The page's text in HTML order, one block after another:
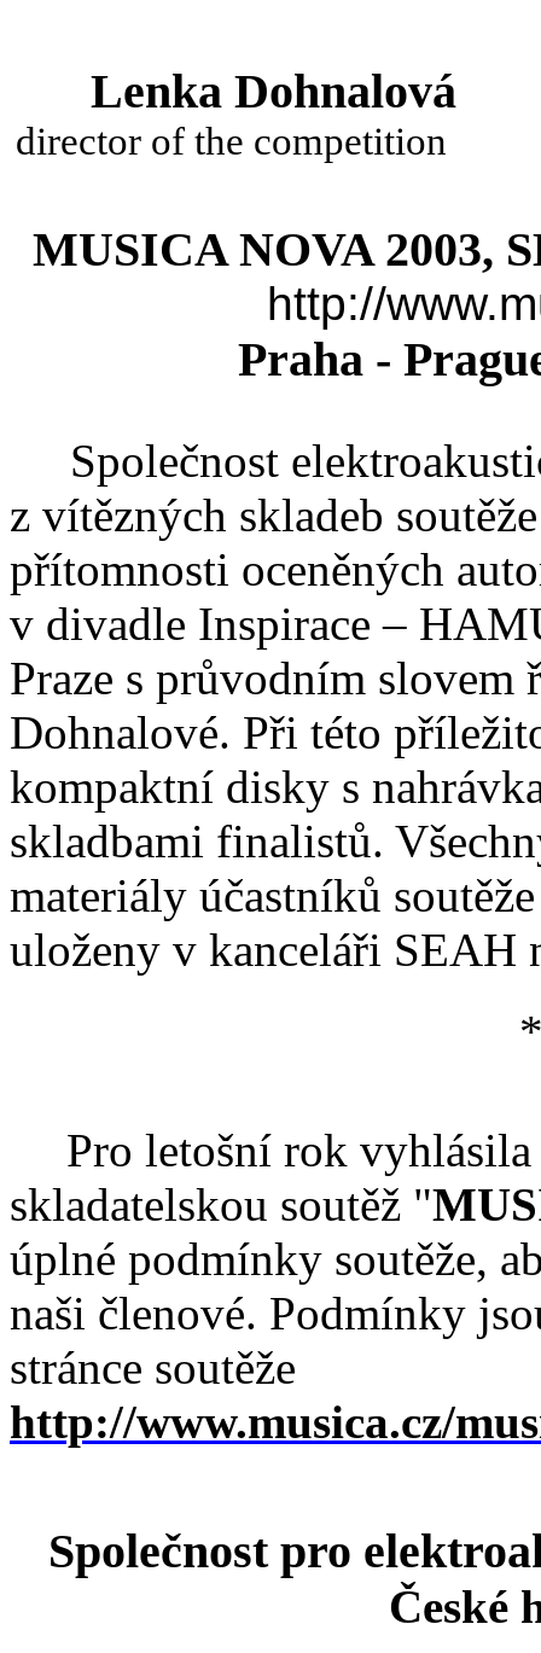
Lenka Dohnalová
directorof the competition
MUSICA NOVA 2003,
http://
Praha -
Společnost
z vítězných skladeb
přítomnosti oceněných
v divadle Inspirace –
Praze s průvodním
Dohnalové. Při této
kompaktní disky s
skladbami finalistů.
materiály účastníků
uloženy v kanceláři SEAH
Pro letošní rok
skladatelskou soutěž "
úplné podmínky soutěže,
naši členové. Podmínky
stránce soutěže
http://www.musica.cz/
Společnost pro
České